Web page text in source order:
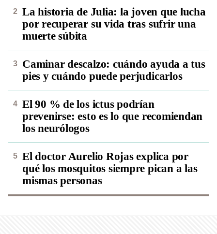
La historia de Julia: la joven que lucha
por recuperar su vida tras sufrir una
muerte súbita
Caminar descalzo: cuándo ayuda a tus
pies y cuándo puede perjudicarlos
El 90 % de los ictus podrían
prevenirse: esto es lo que recomiendan
los neurólogos
El doctor Aurelio Rojas explica por
qué los mosquitos siempre pican a las
mismas personas